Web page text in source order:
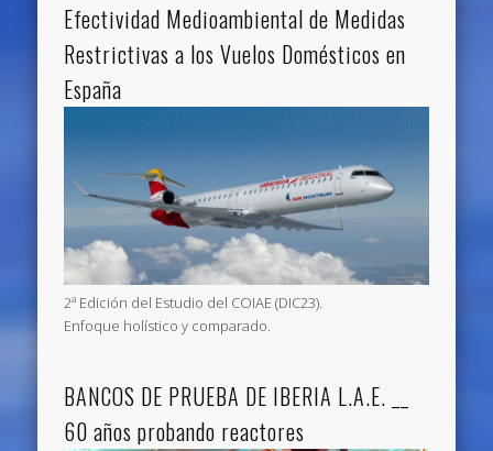
Efectividad Medioambiental de Medidas
Restrictivas a los Vuelos Domésticos en
España
2ª Edición del Estudio del COIAE (DIC23).
Enfoque holístico y comparado.
BANCOS DE PRUEBA DE IBERIA L.A.E. __
60 años probando reactores